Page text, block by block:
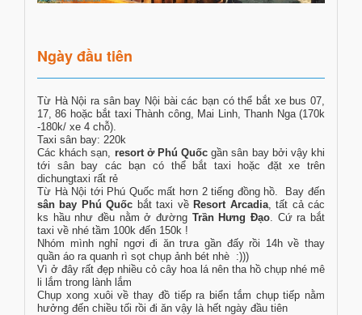
Ngày đầu tiên
Từ Hà Nội ra sân bay Nội bài các bạn có thể bắt xe bus 07,
17, 86 hoặc bắt taxi Thành công, Mai Linh, Thanh Nga (170k
-180k/ xe 4 chỗ).
Taxi sân bay: 220k
Các khách sạn, resort ở Phú Quốc gần sân bay bởi vậy khi
tới sân bay các bạn có thể bắt taxi hoặc đặt xe trên
dichungtaxi rất rẻ
Từ Hà Nội tới Phú Quốc mất hơn 2 tiếng đồng hồ. Bay đến
sân bay Phú Quốc bắt taxi vềResort Arcadia, tất cả các
ks hầu như đều nằm ở đường Trần Hưng Đạo . Cứ ra bắt
taxi về nhé tầm 100k đến 150k !
Nhóm mình nghỉ ngơi đi ăn trưa gần đấy rồi 14h về thay
quần áo ra quanh rì sọt chụp ảnh bét nhè :)))
Vì ở đây rất đẹp nhiều cỏ cây hoa lá nên tha hồ chụp nhé mê
li lắm trong lành lắm
Chụp xong xuôi về thay đồ tiếp ra biển tắm chụp tiếp nằm
hưởng đến chiều tối rồi đi ăn vậy là hết ngày đầu tiên